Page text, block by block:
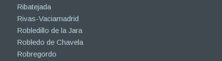
Ribatejada
Rivas-Vaciamadrid
Robledillo de la Jara
Robledo de Chavela
Robregordo